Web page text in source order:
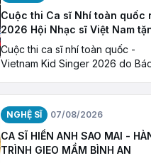
Cuộc thi Ca sĩ Nhí toàn quốc
2026 Hội Nhạc sĩ Việt Nam
Giải thưởng “Ngôi Sao Hy
Cuộc thi ca sĩ nhí toàn quốc -
Vietnam Kid Singer 2026 do
Đoàn TNCS Hồ Chí Minh) tổ chức
NGHỆ SĨ 07/08/2026
CA SĨ HIỀN ANH SAO MAI -
TRÌNH GIEO MẦM BÌNH AN